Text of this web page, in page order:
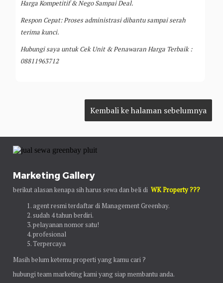
Harga Kompetitif & Nego Sampai Deal.
Respon Cepat: Proses administrasi dibantu sampai serah
terima kunci.
Hubungi saya untuk Cek Unit & Penawaran Harga Terbaik :
08811963712
Marketing Gallery
berikut alasan kenapa sih harus sewa dan beli diWK Property ???
agent resmi terdaftar di Management Greenbay.
sudah 4 tahun berdiri.
pelayanan nomor satu!
profesional
Terpercaya
Masih belum ketemu properti yang kamu cari ?
hubungi team marketing kami yang siap membantu anda.